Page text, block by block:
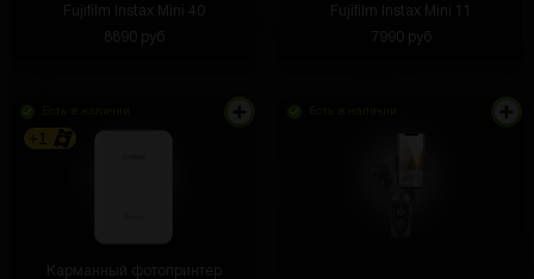
Fujifilm Instax Mini 40
8890 руб
Fujifilm Instax Mini 11
7990 руб
+1
Карманный фотопринтер